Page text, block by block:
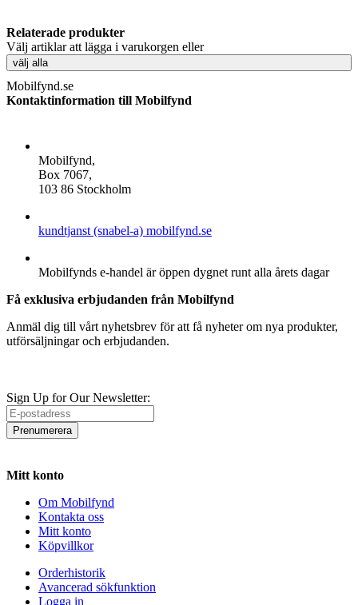
Relaterade produkter
Välj artiklar att lägga i varukorgen eller
välj alla
Mobilfynd.se
Kontaktinformation till Mobilfynd
Mobilfynd,
Box 7067,
103 86 Stockholm
kundtjanst (snabel-a) mobilfynd.se
Mobilfynds e-handel är öppen dygnet runt alla årets dagar
Få exklusiva erbjudanden från Mobilfynd
Anmäl dig till vårt nyhetsbrev för att få nyheter om nya produkter,
utförsäljningar och erbjudanden.
Sign Up for Our Newsletter:
Prenumerera
Mitt konto
Om Mobilfynd
Kontakta oss
Mitt konto
Köpvillkor
Orderhistorik
Avancerad sökfunktion
Logga in